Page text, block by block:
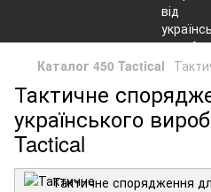
Каталог 450 Tactical
Тактичне
українського
Tactical
Тактичне спорядження